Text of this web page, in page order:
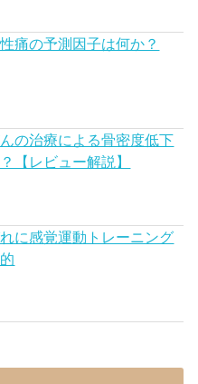
痛の予測因子は何か？
の治療による骨密度低下
【レビュー解説】
に感覚運動トレーニング